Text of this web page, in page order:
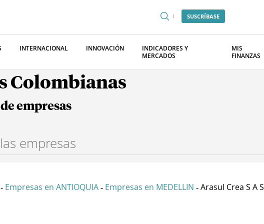
SUSCRÍBASE
INTERNACIONAL INNOVACIÓN
INDICADORES Y
MERCADOS
MIS
FINANZAS
Colombianas
empresas
- Empresas en ANTIOQUIA - Empresas en MEDELLIN - Arasul Crea S A S